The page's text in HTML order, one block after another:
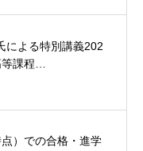
による特別講義202
課程…
）での合格・進学